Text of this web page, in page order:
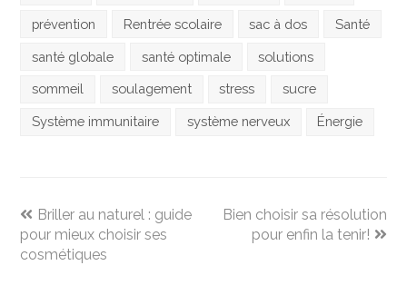
prévention Rentrée scolaire sac à dos Santé
santé globale santé optimale solutions
sommeil soulagement stress sucre
Système immunitaire système nerveux Énergie
previous
post:
Briller au naturel : guide
pour mieux choisir ses
cosmétiques
next
post:
Bien choisir sa résolution
pour enfin la tenir!